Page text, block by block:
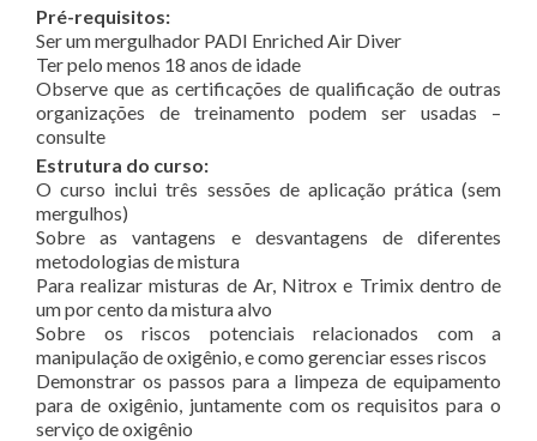
Pré-requisitos:
Ser um mergulhador PADI Enriched Air Diver
Ter pelo menos 18 anos de idade
Observe que as certificações de qualificação de outras
organizações de treinamento podem ser usadas –
consulte
Estrutura do curso:
O curso inclui três sessões de aplicação prática (sem
mergulhos)
Sobre as vantagens e desvantagens de diferentes
metodologias de mistura
Para realizar misturas de Ar, Nitrox e Trimix dentro de
um por cento da mistura alvo
Sobre os riscos potenciais relacionados com a
manipulação de oxigênio, e como gerenciar esses riscos
Demonstrar os passos para a limpeza de equipamento
para de oxigênio, juntamente com os requisitos para o
serviço de oxigênio